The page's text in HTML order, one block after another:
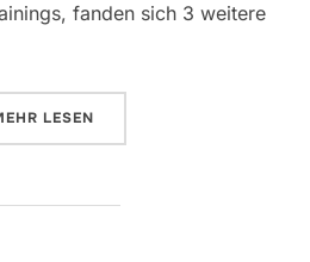
fanden sich 3 weitere
ÜBER „PREMIERE AM ATTERSEE“
LESEN